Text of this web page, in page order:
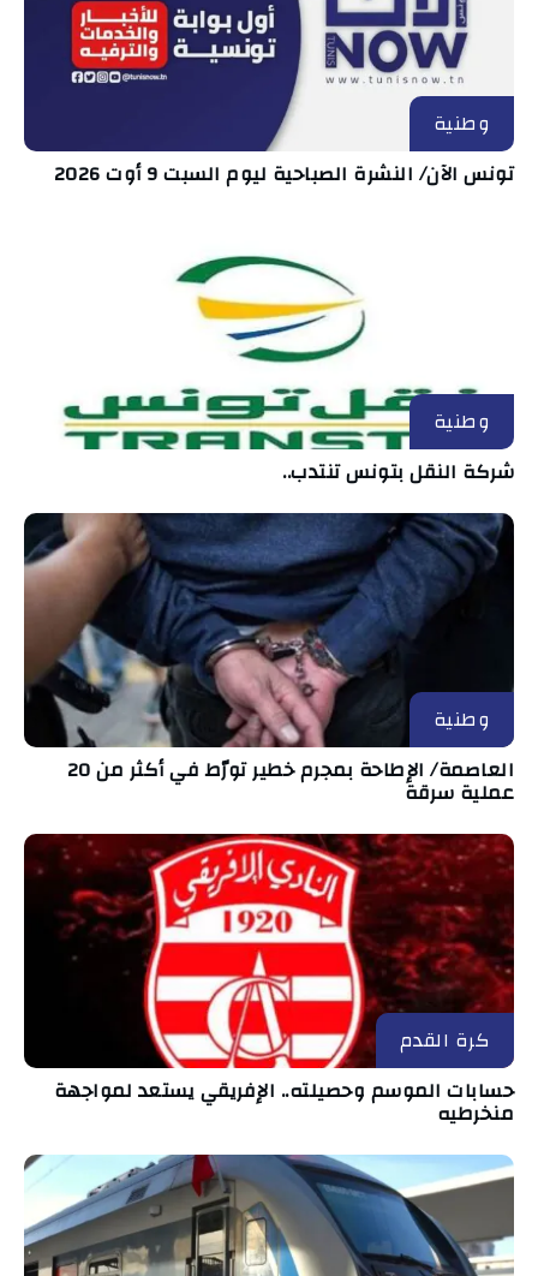
وطنية
تونس الآن/ النشرة الصباحية ليوم السبت 9 أوت 2026
وطنية
شركة النقل بتونس تنتدب..
وطنية
العاصمة/ الإطاحة بمجرم خطير تورّط في أكثر من 20
عملية سرقة
كرة القدم
حسابات الموسم وحصيلته.. الإفريقي يستعد لمواجهة
منخرطيه